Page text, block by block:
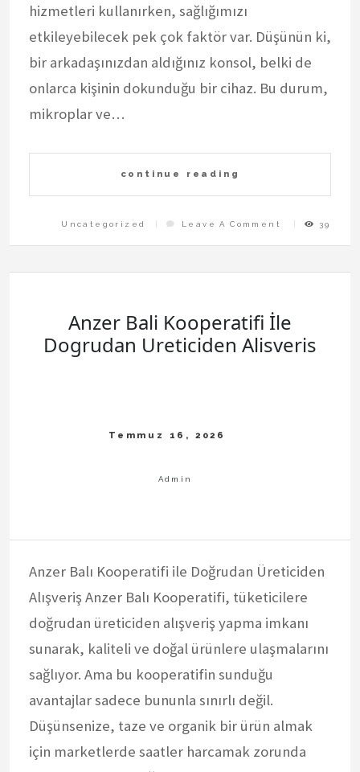
hizmetleri kullanırken, sağlığımızı
etkileyebilecek pek çok faktör var. Düşünün ki,
bir arkadaşınızdan aldığınız konsol, belki de
onlarca kişinin dokunduğu bir cihaz. Bu durum,
mikroplar ve…
continue reading
Uncategorized Leave A Comment
On
Playstation
Hizmetinde
39
Anzer Bali Kooperatifi İle
Dogrudan Ureticiden Alisveris
Anzer Balı Kooperatifi ile Doğrudan Üreticiden
Alışveriş Anzer Balı Kooperatifi, tüketicilere
doğrudan üreticiden alışveriş yapma imkanı
sunarak, kaliteli ve doğal ürünlere ulaşmalarını
sağlıyor. Ama bu kooperatifin sunduğu
avantajlar sadece bununla sınırlı değil.
Düşünsenize, taze ve organik bir ürün almak
için marketlerde saatler harcamak zorunda